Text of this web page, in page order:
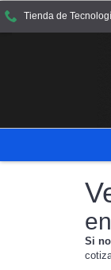
Tienda de
Si